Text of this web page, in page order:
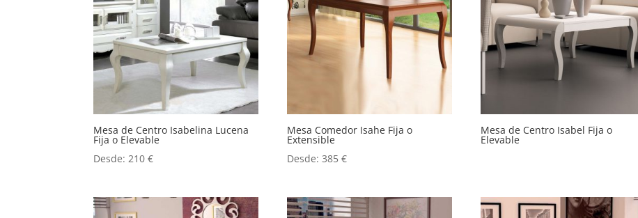
Mesa de Centro Isabelina Lucena
Fija o Elevable
Desde:210€
Mesa Comedor Isahe Fija o
Extensible
Desde:385€
Mesa de Centro Isabel Fija o
Elevable